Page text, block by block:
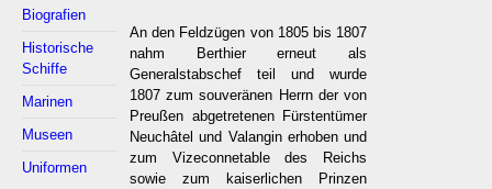
Biografien
Historische
Schiffe
Marinen
Museen
Uniformen
An den Feldzügen von 1805 bis 1807
nahm Berthier erneut als
Generalstabschef teil und wurde
1807 zum souveränen Herrn der von
Preußen abgetretenen Fürstentümer
Neuchâtel und Valangin erhoben und
zum Vizeconnetable des Reichs
sowie zum kaiserlichen Prinzen